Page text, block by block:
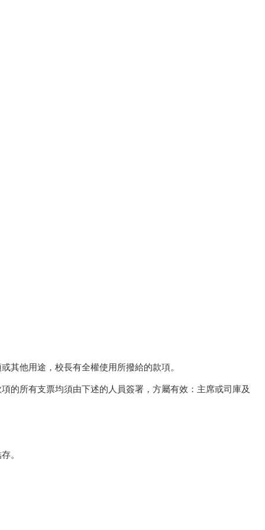
其他用途，校長有全權使用所撥給的款項。
的所有支票均須由下述的人員簽署，方屬有效：主席或司庫及
。